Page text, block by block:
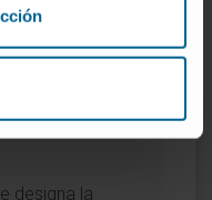
puede
del
designa la